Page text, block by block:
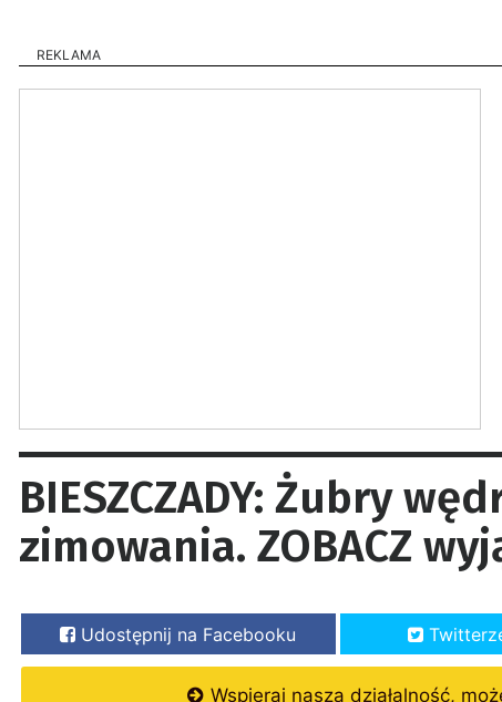
REKLAMA
BIESZCZADY: Żubry
zimowania. ZOBACZ
Udostępnij na Facebooku
Wspieraj naszą działalność,